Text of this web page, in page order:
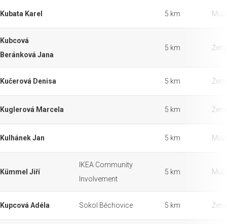
Kubata Karel 5 km Muži
Kubcová
Beránková Jana
5 km Ženy
Kučerová Denisa 5 km Ženy
Kuglerová Marcela 5 km Ženy
Kulhánek Jan 5 km Muži
Kümmel Jiří
IKEA Community
Involvement
5 km Muži
Kupcová Adéla Sokol Běchovice 5 km Ženy